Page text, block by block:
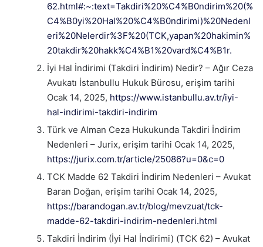
62.html#:~:text=Takdiri%20%C4%B0ndirim%20(%
C4%B0yi%20Hal%20%C4%B0ndirimi)%20Nedenl
eri%20Nelerdir%3F%20(TCK,yapan%20hakimin%
20takdir%20hakk%C4%B1%20vard%C4%B1r.
İyi Hal İndirimi (Takdiri İndirim) Nedir? – Ağır Ceza
Avukatı İstanbullu Hukuk Bürosu, erişim tarihi
Ocak 14, 2025, https://www.istanbullu.av.tr/iyi-
hal-indirimi-takdiri-indirim
Türk ve Alman Ceza Hukukunda Takdiri İndirim
Nedenleri – Jurix, erişim tarihi Ocak 14, 2025,
https://jurix.com.tr/article/25086?u=0&c=0
TCK Madde 62 Takdiri İndirim Nedenleri – Avukat
Baran Doğan, erişim tarihi Ocak 14, 2025,
https://barandogan.av.tr/blog/mevzuat/tck-
madde-62-takdiri-indirim-nedenleri.html
Takdiri İndirim (İyi Hal İndirimi) (TCK 62) – Avukat